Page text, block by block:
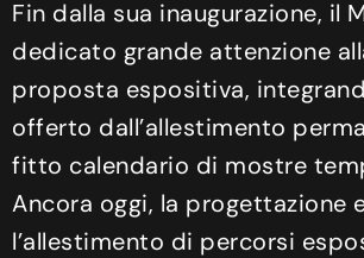
Fin dalla sua inaugurazione, il
dedicato grande attenzione
proposta espositiva,
offerto dall’allestimento
fitto calendario di mostre
Ancora oggi, la progettazione
l’allestimento di percorsi